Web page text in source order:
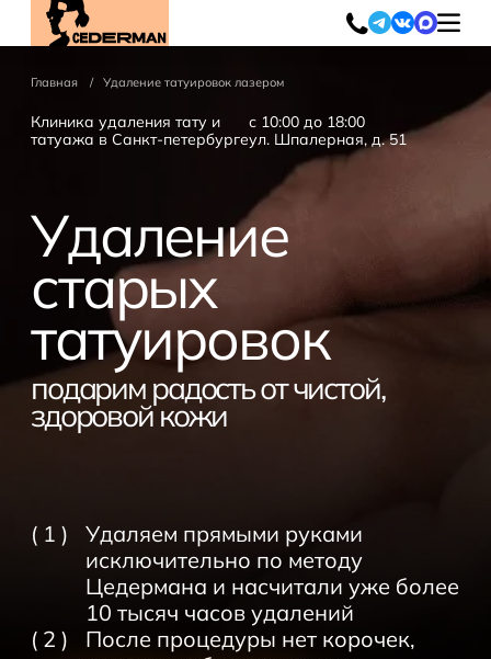
Главная Удаление татуировок лазером
Удаление
старых
татуировок
подарим радость от чистой,
здоровой кожи
Клиника удаления тату и
татуажа в Санкт-петербурге
с 10:00 до 18:00
ул. Шпалерная, д. 51
( 1 )
Удаляем прямыми руками
исключительно по методу
Цедермана и насчитали уже более
10 тысяч часов удалений
( 2 )
После процедуры нет корочек,
Удаление татуажа лазером
Татуаж бровей
Татуаж век
Татуаж стрелок
Удаление татуировок
лазером
Цветные татуировки
Черные татуировки
Синие татуировки
Зеленые татуировки
Брови
Удаление зеленых бровей
Удаление коричневых бровей